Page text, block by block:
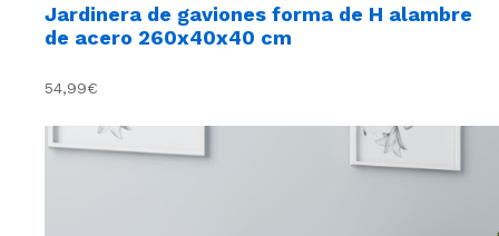
Jardinera de gaviones forma de H alambre
de acero 260x40x40 cm
54,99€